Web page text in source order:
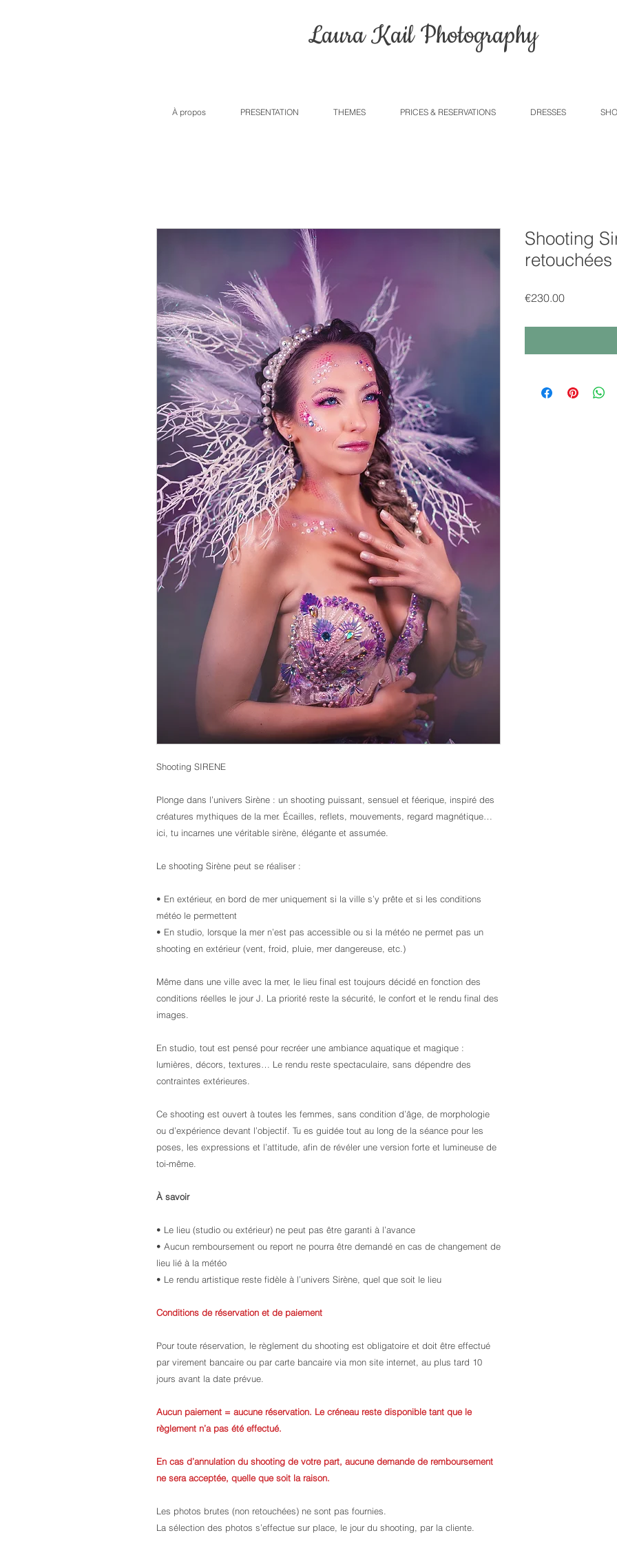
Laura Kail Photography
À propos PRESENTATION THEMES PRICES & RESERVATIONS DRESSES
Shooting SIRENE
Plonge dans l’univers Sirène : un shooting puissant, sensuel et féerique, inspiré des
créatures mythiques de la mer. Écailles, reflets, mouvements, regard magnétique…
ici, tu incarnes une véritable sirène, élégante et assumée.
Le shooting Sirène peut se réaliser :
• En extérieur, en bord de mer uniquement si la ville s’y prête et si les conditions
météo le permettent
• En studio, lorsque la mer n’est pas accessible ou si la météo ne permet pas un
shooting en extérieur (vent, froid, pluie, mer dangereuse, etc.)
Même dans une ville avec la mer, le lieu final est toujours décidé en fonction des
conditions réelles le jour J. La priorité reste la sécurité, le confort et le rendu final des
images.
En studio, tout est pensé pour recréer une ambiance aquatique et magique :
lumières, décors, textures… Le rendu reste spectaculaire, sans dépendre des
contraintes extérieures.
Ce shooting est ouvert à toutes les femmes, sans condition d’âge, de morphologie
ou d’expérience devant l’objectif. Tu es guidée tout au long de la séance pour les
poses, les expressions et l’attitude, afin de révéler une version forte et lumineuse de
toi-même.
À savoir
• Le lieu (studio ou extérieur) ne peut pas être garanti à l’avance
• Aucun remboursement ou report ne pourra être demandé en cas de changement de
lieu lié à la météo
• Le rendu artistique reste fidèle à l’univers Sirène, quel que soit le lieu
Conditions de réservation et de paiement
Pour toute réservation, le règlement du shooting est obligatoire et doit être effectué
par virement bancaire ou par carte bancaire via mon site internet, au plus tard 10
jours avant la date prévue.
Aucun paiement = aucune réservation. Le créneau reste disponible tant que le
règlement n’a pas été effectué.
En cas d’annulation du shooting de votre part, aucune demande de remboursement
ne sera acceptée, quelle que soit la raison.
Les photos brutes (non retouchées) ne sont pas fournies.
La sélection des photos s’effectue sur place, le jour du shooting, par la cliente.
Shooting
retouchées
€230.00Price